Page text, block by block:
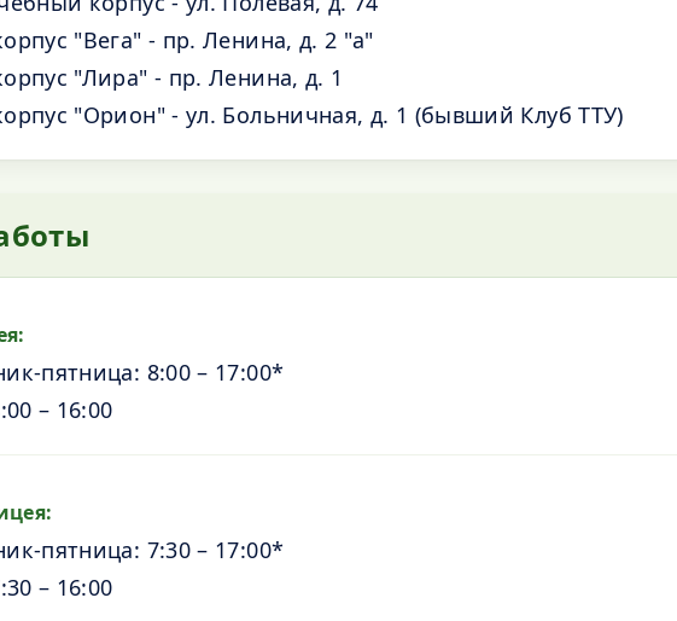
"Вега" - пр. Ленина, д. 2 "а"
"Лира" - пр. Ленина, д. 1
"Орион" - ул. Больничная, д. 1 (бывший Клуб ТТУ)
пятница: 8:00 – 17:00*
– 16:00
пятница: 7:30 – 17:00*
– 16:00